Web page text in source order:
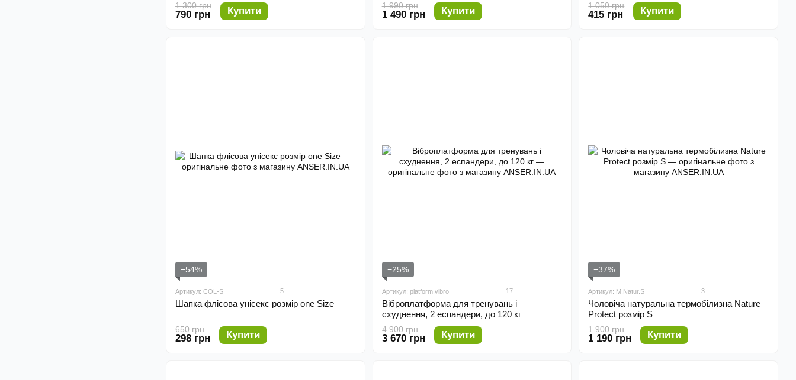
1 300 грн
790 грн Купити 1 990 грн
1 490 грн Купити 1 050 грн
415 грн Купити
−54%
Артикул: COL-S 5
Шапка флісова унісекс розмір one Size
650 грн
298 грн Купити
−25%
Артикул: platform.vibro 17
Віброплатформа для тренувань і
схуднення, 2 еспандери, до 120 кг
4 900 грн
3 670 грн Купити
−37%
Артикул: M.Natur.S 3
Чоловіча натуральна термобілизна Nature
Protect розмір S
1 900 грн
1 190 грн Купити